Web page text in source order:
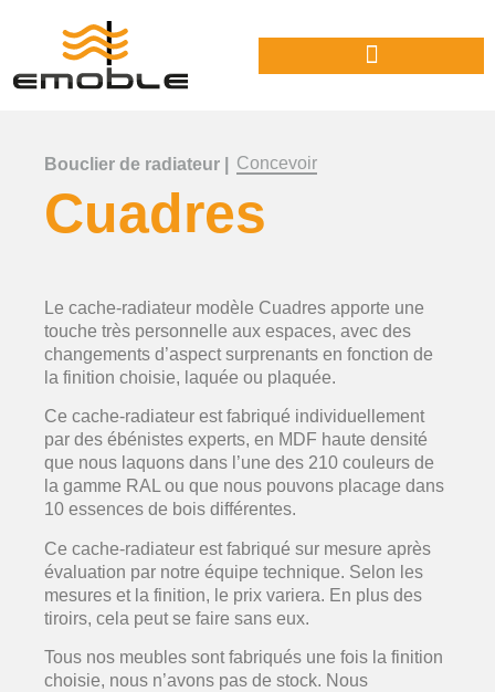
Bouclier de radiateur | Concevoir
Cuadres
Le cache-radiateur modèle Cuadres apporte une
touche très personnelle aux espaces, avec des
changements d’aspect surprenants en fonction de
la finition choisie, laquée ou plaquée.
Ce cache-radiateur est fabriqué individuellement
par des ébénistes experts, en MDF haute densité
que nous laquons dans l’une des 210 couleurs de
la gamme RAL ou que nous pouvons placage dans
10 essences de bois différentes.
Ce cache-radiateur est fabriqué sur mesure après
évaluation par notre équipe technique. Selon les
mesures et la finition, le prix variera. En plus des
tiroirs, cela peut se faire sans eux.
Tous nos meubles sont fabriqués une fois la finition
choisie, nous n’avons pas de stock. Nous